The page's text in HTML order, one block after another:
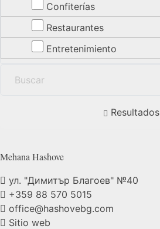
Confiterías
Restaurantes
Entretenimiento
Resultados
Mehana Hashove
ул. "Димитър Благоев" №40
+359 88 570 5015
office@hashovebg.com
Sitio web